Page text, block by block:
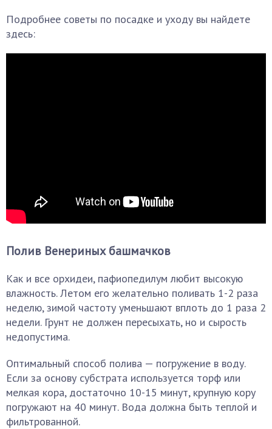
Подробнее советы по посадке и уходу вы найдете
здесь:
Полив Венериных башмачков
Как и все орхидеи, пафиопедилум любит высокую
влажность. Летом его желательно поливать 1-2 раза
неделю, зимой частоту уменьшают вплоть до 1 раза 2
недели. Грунт не должен пересыхать, но и сырость
недопустима.
Оптимальный способ полива — погружение в воду.
Если за основу субстрата используется торф или
мелкая кора, достаточно 10-15 минут, крупную кору
погружают на 40 минут. Вода должна быть теплой и
фильтрованной.